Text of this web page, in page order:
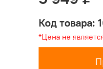
Код товара:
*Цена не